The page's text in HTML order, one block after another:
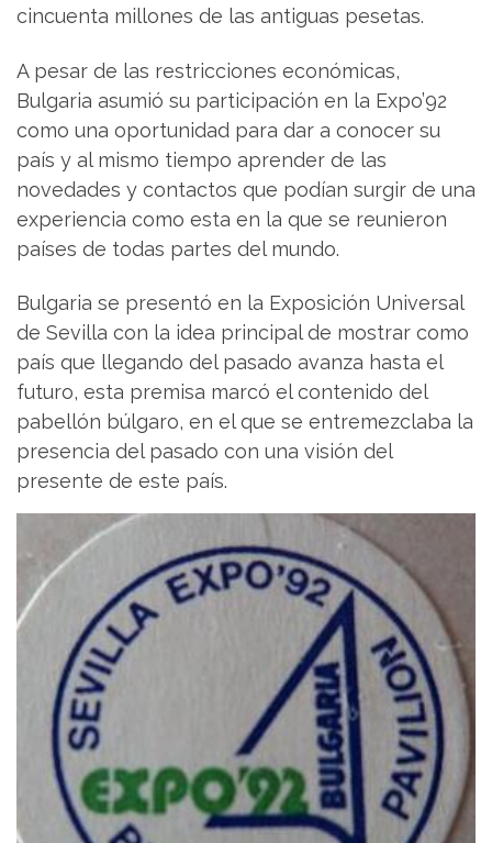
cincuenta millones de las antiguas pesetas.
A pesar de las restricciones económicas,
Bulgaria asumió su participación en la Expo’92
como una oportunidad para dar a conocer su
país y al mismo tiempo aprender de las
novedades y contactos que podían surgir de una
experiencia como esta en la que se reunieron
países de todas partes del mundo.
Bulgaria se presentó en la Exposición Universal
de Sevilla con la idea principal de mostrar como
país que llegando del pasado avanza hasta el
futuro, esta premisa marcó el contenido del
pabellón búlgaro, en el que se entremezclaba la
presencia del pasado con una visión del
presente de este país.